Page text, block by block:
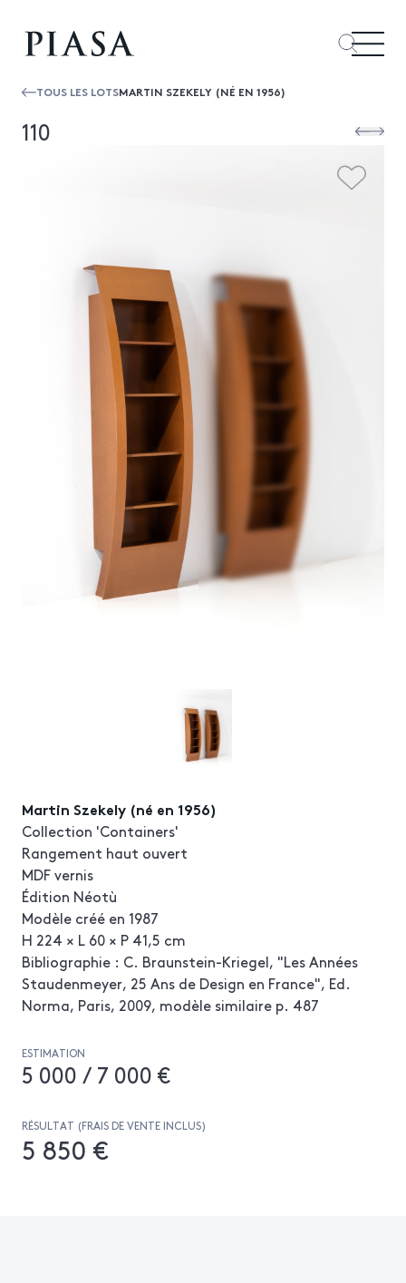
TOUS LES LOTSMARTIN SZEKELY (NÉ EN 1956)
110
Martin Szekely (né en 1956)
Collection 'Containers'
Rangement haut ouvert
MDF vernis
Édition Néotù
Modèle créé en 1987
H 224 × L 60 × P 41,5 cm
Bibliographie : C. Braunstein-Kriegel, "Les Années
Staudenmeyer, 25 Ans de Design en France", Ed.
Norma, Paris, 2009, modèle similaire p. 487
ESTIMATION
5 000 / 7 000 €
RÉSULTAT (FRAIS DE VENTE INCLUS)
5 850 €